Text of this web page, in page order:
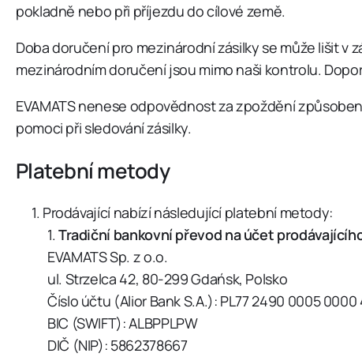
pokladně nebo při příjezdu do cílové země.
Doba doručení pro mezinárodní zásilky se může lišit
mezinárodním doručení jsou mimo naši kontrolu.
EVAMATS nenese odpovědnost za zpoždění
pomoci při sledování zásilky.
Platební metody
Prodávající nabízí následující platební metody:
Tradiční bankovní převod na účet
EVAMATS Sp. z o.o.
ul. Strzelca 42, 80-299 Gdańsk, Polsko
Číslo účtu (Alior Bank S.A.): PL77 2490 0005 0000
BIC (SWIFT): ALBPPLPW
DIČ (NIP): 5862378667